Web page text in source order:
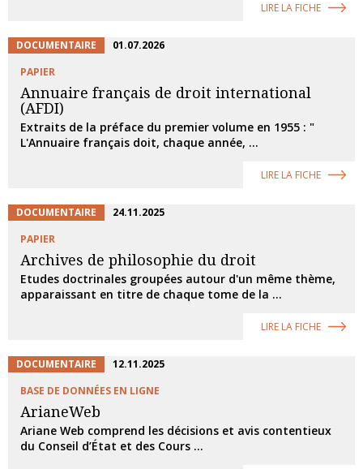
LIRE LA FICHE
DOCUMENTAIRE
01.07.2026
PAPIER
Annuaire français de droit international
(AFDI)
Extraits de la préface du premier volume en 1955 : "
L'Annuaire français doit, chaque année, ...
LIRE LA FICHE
DOCUMENTAIRE
24.11.2025
PAPIER
Archives de philosophie du droit
Etudes doctrinales groupées autour d'un même thème,
apparaissant en titre de chaque tome de la ...
LIRE LA FICHE
DOCUMENTAIRE
12.11.2025
BASE DE DONNÉES EN LIGNE
ArianeWeb
Ariane Web comprend les décisions et avis contentieux
du Conseil d’État et des Cours ...